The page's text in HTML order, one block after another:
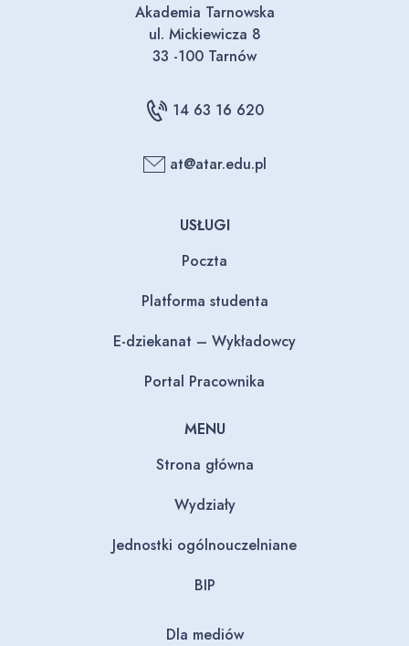
Akademia Tarnowska
ul. Mickiewicza 8
33 -100 Tarnów
14 63 16 620
at@atar.edu.pl
USŁUGI
Poczta
Platforma studenta
E-dziekanat – Wykładowcy
Portal Pracownika
MENU
Strona główna
Wydziały
Jednostki ogólnouczelniane
BIP
Dla mediów